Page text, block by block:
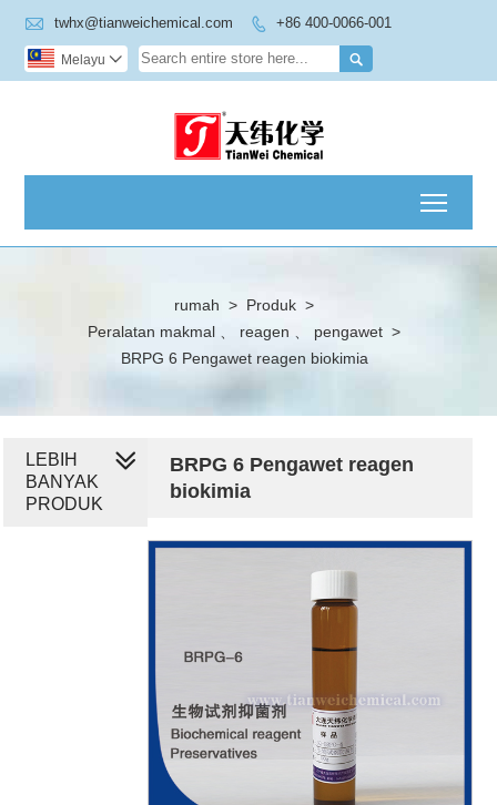
 twhx@tianweichemical.com  +86 400-0066-001

Melayu 
rumah > Produk >
Peralatan makmal 、 reagen 、 pengawet >
BRPG 6 Pengawet reagen biokimia
BRPG 6 Pengawet reagen
biokimia
LEBIH
BANYAK
PRODUK